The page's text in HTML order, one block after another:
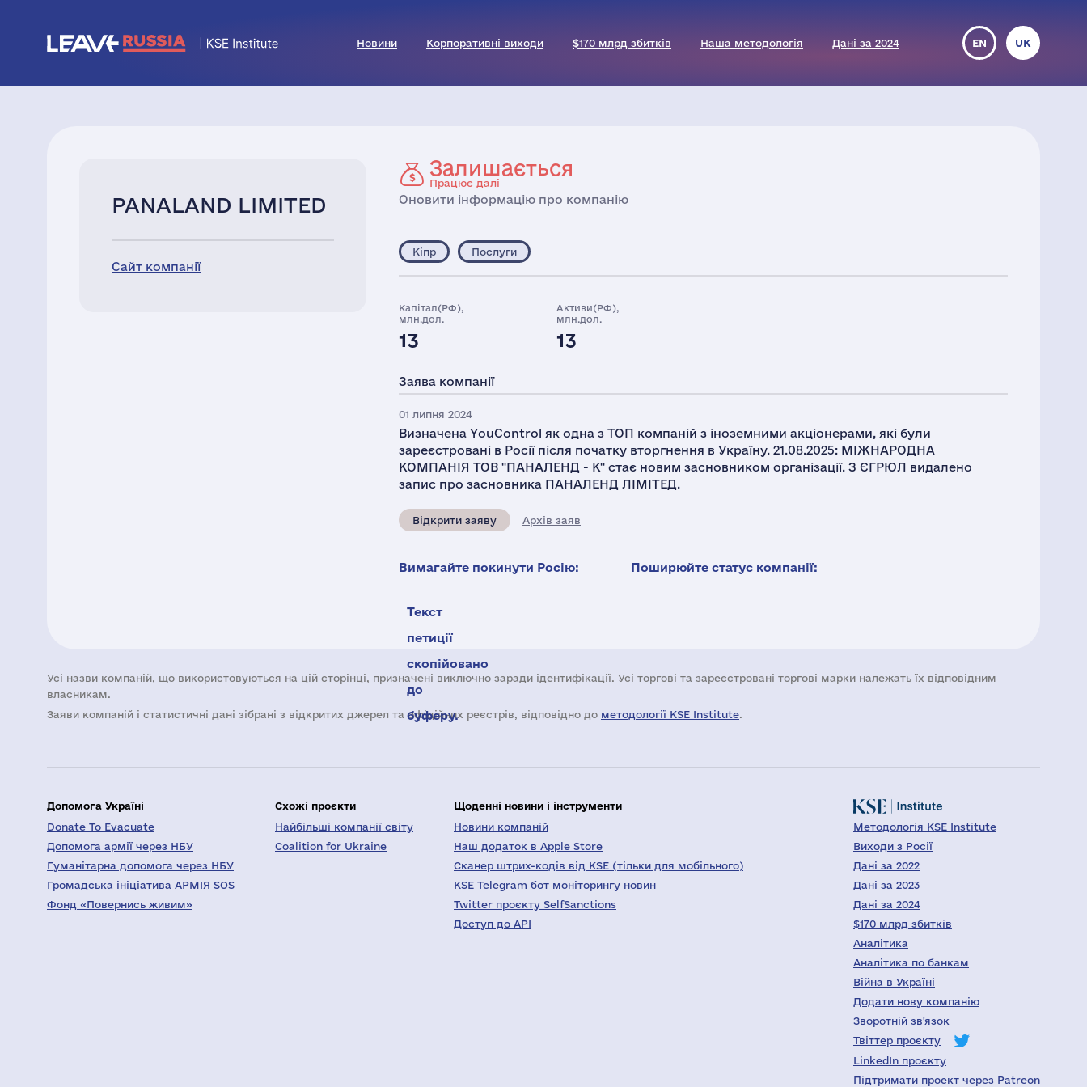
Новини Корпоративні виходи $170 млрд збитків Наша методологія Дані за 2024 EN UK
PANALAND LIMITED
Сайт компанії
Залишається
Працює далі
Оновити інформацію про компанію
Кіпр Послуги
Капітал(РФ),
млн.дол.
13
Активи(РФ),
млн.дол.
13
Заява компанії
01 липня 2024
Визначена YouControl як одна з ТОП компаній з іноземними акціонерами, які були
зареєстровані в Росії після початку вторгнення в Україну. 21.08.2025: МІЖНАРОДНА
КОМПАНІЯ ТОВ "ПАНАЛЕНД - К" стає новим засновником організації. З ЄГРЮЛ видалено
запис про засновника ПАНАЛЕНД ЛІМІТЕД.
Відкрити заяву Архів заяв
Вимагайте покинути Росію:
Текст
петиції
скопійовано
до
буферу.
Поширюйте статус компанії:
Усі назви компаній, що використовуються на цій сторінці, призначені виключно заради ідентифікації. Усі торгові та зареєстровані торгові марки належать їх відповідним
власникам.
Заяви компаній i статистичні дані зібрані з відкритих джерел та офіційних реєстрів, відповідно до методології KSE Institute.
Допомога Україні
Donate To Evacuate
Допомога армії через НБУ
Гуманітарна допомога через НБУ
Громадська ініціатива АРМІЯ SOS
Фонд «Повернись живим»
Схожі проєкти
Найбільші компанії світу
Coalition for Ukraine
Щоденні новини і інструменти
Новини компаній
Наш додаток в Apple Store
Сканер штрих-кодів від KSE (тільки для мобільного)
KSE Telegram бот моніторингу новин
Twitter проєкту SelfSanctions
Доступ до API
Методологія KSE Institute
Виходи з Росії
Дані за 2022
Дані за 2023
Дані за 2024
$170 млрд збитків
Аналітика
Аналітика по банкам
Війна в Україні
Додати нову компанію
Зворотній зв'язок
Твіттер проєкту
LinkedIn проєкту
Підтримати проект через Patreon